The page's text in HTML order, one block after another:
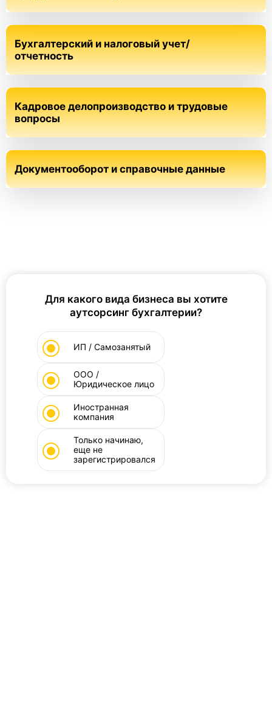
Бухгалтерский и налоговый учет/
отчетность
Кадровое делопроизводство и трудовые
вопросы
Документооборот и справочные данные
Для какого вида бизнеса вы хотите
аутсорсинг бухгалтерии?
ИП / Самозанятый
ООО /
Юридическое лицо
Иностранная
компания
Только начинаю,
еще не
зарегистрировался